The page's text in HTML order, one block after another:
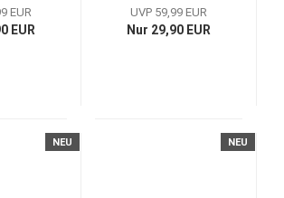
EUR
EUR
UVP 59,99 EUR
Nur 29,90 EUR
NEU NEU